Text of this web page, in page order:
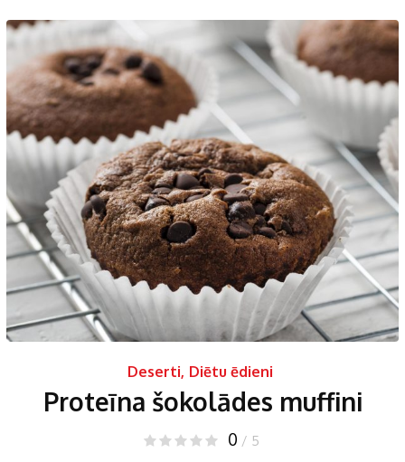
Deserti, Diētu ēdieni
Proteīna šokolādes muffini
0 / 5